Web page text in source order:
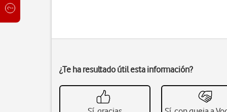
¿Te ha resultado útil esta información?